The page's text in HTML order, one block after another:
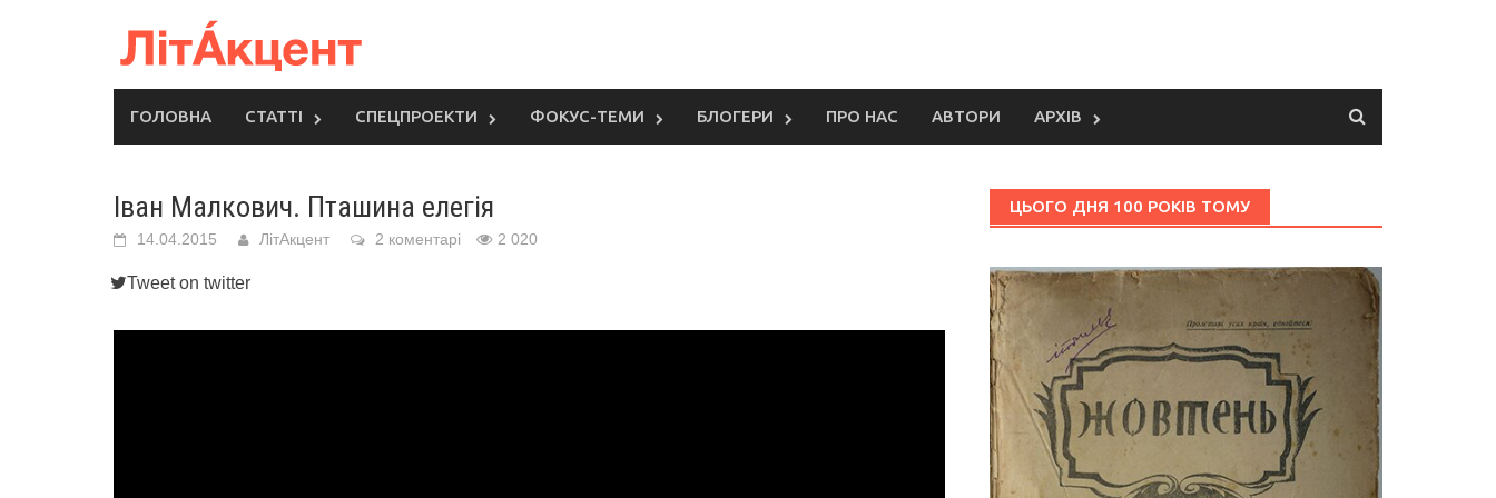
ГОЛОВНА СТАТТІ СПЕЦПРОЕКТИ ФОКУС-ТЕМИ БЛОГЕРИ ПРО НАС АВТОРИ АРХІВ
Іван Малкович. Пташина елегія
14.04.2015 ЛітАкцент 2 коментарі 2 020
Tweet on twitter
ЦЬОГО ДНЯ 100 РОКІВ ТОМУ